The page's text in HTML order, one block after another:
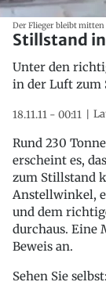
Der Flieger bleibt
Stillstand
Unter den
in der Luft zum
18.11.11 - 00:11
Rund 230
erscheint es,
zum Stillstand
Anstellwinkel,
und dem
durchaus. Eine
Beweis an.
Sehen Sie selbst: